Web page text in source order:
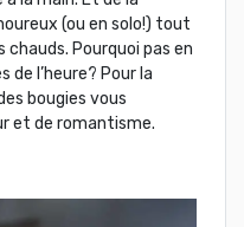
(ou en solo!) tout
Pourquoi pas en
de l’heure? Pour la
bougies vous
et de romantisme.